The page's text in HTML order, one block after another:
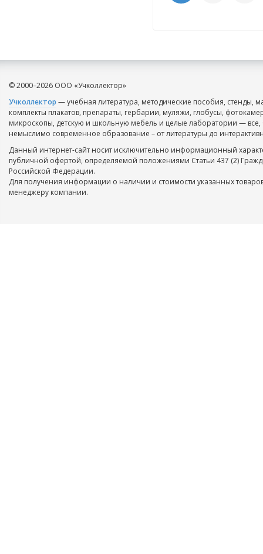
© 2000–2026 ООО «Учколлектор»
Учколлектор — учебная литература, методические пособия, стенды,
комплекты плакатов, препараты, гербарии, муляжи, глобусы,
микроскопы, детскую и школьную мебель и целые лаборатории — все,
немыслимо современное образование – от литературы до
Данный интернет-сайт носит исключительно информационный
публичной офертой, определяемой положениями Статьи 437 (2)
Российской Федерации.
Для получения информации о наличии и стоимости указанных
менеджеру компании.